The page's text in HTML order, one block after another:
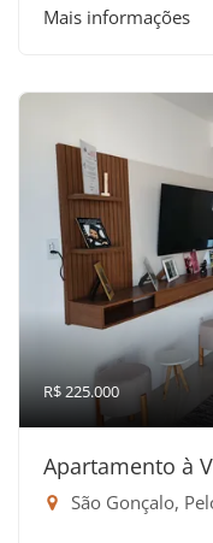
Mais informações
R$ 225.000
Apartamento à
São Gonçalo,